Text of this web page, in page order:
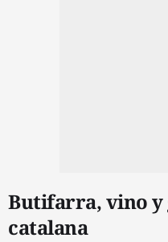
Butifarra, vino y
catalana